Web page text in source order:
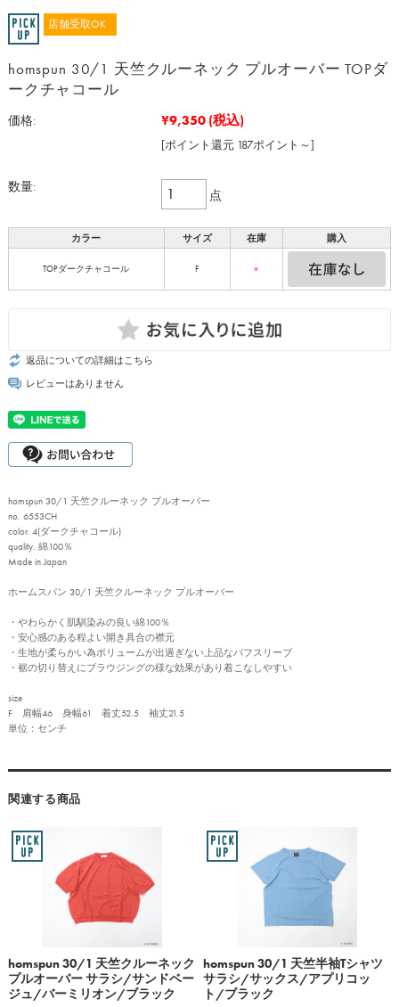
店舗受取OK
homspun 30/1 天竺クルーネック プルオーバー TOPダ
ークチャコール
価格: ¥9,350 (税込)
[ポイント還元 187ポイント～]
数量:
点
カラー サイズ 在庫 購入
TOPダークチャコール F ×
返品についての詳細はこちら
レビューはありません
homspun 30/1 天竺クルーネック プルオーバー
no. 6553CH
color. 4(ダークチャコール)
quality. 綿100％
Made in Japan
ホームスパン 30/1 天竺クルーネック プルオーバー
・やわらかく肌馴染みの良い綿100％
・安心感のある程よい開き具合の襟元
・生地が柔らかい為ボリュームが出過ぎない上品なパフスリーブ
・裾の切り替えにブラウジングの様な効果があり着こなしやすい
size
F 肩幅46 身幅61 着丈52.5 袖丈21.5
単位：センチ
関連する商品
homspun 30/1 天竺クルーネック
プルオーバー サラシ/サンドベー
ジュ/バーミリオン/ブラック
homspun 30/1 天竺半袖Tシャツ
サラシ/サックス/アプリコッ
ト/ブラック